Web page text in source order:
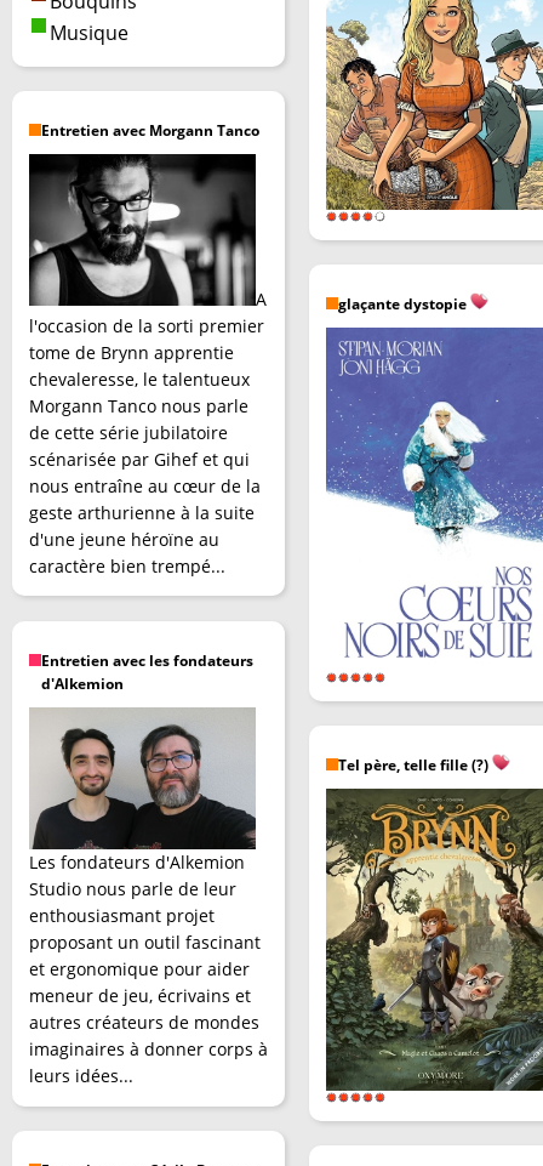
Musique
Entretien avec Morgann Tanco
A
l'occasion de la sorti premier
tome de Brynn apprentie
chevaleresse, le talentueux
Morgann Tanco nous parle
de cette série jubilatoire
scénarisée par Gihef et qui
nous entraîne au cœur de la
geste arthurienne à la suite
d'une jeune héroïne au
caractère bien trempé...
Entretien avec les fondateurs
d'Alkemion
Les fondateurs d'Alkemion
Studio nous parle de leur
enthousiasmant projet
proposant un outil fascinant
et ergonomique pour aider
meneur de jeu, écrivains et
autres créateurs de mondes
imaginaires à donner corps à
leurs idées...
glaçante dystopie
Tel père, telle fille (?)